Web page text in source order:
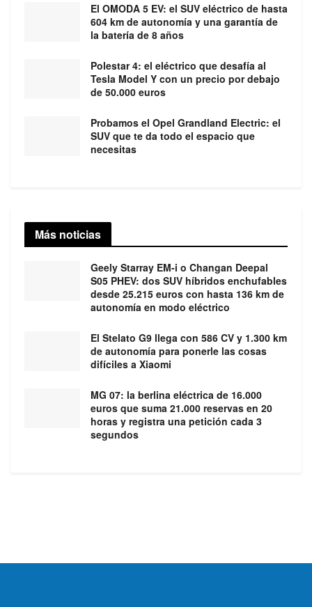
El OMODA 5 EV: el SUV eléctrico de hasta
604 km de autonomía y una garantía de
la batería de 8 años
Polestar 4: el eléctrico que desafía al
Tesla Model Y con un precio por debajo
de 50.000 euros
Probamos el Opel Grandland Electric: el
SUV que te da todo el espacio que
necesitas
Más noticias
Geely Starray EM-i o Changan Deepal
S05 PHEV: dos SUV híbridos enchufables
desde 25.215 euros con hasta 136 km de
autonomía en modo eléctrico
El Stelato G9 llega con 586 CV y 1.300 km
de autonomía para ponerle las cosas
difíciles a Xiaomi
MG 07: la berlina eléctrica de 16.000
euros que suma 21.000 reservas en 20
horas y registra una petición cada 3
segundos